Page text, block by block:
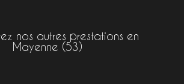
nos autres prestations en
Mayenne (53)